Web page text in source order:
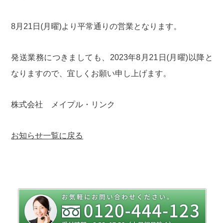
8月21日(月曜)より平常通りの営業となります。
発送業務につきましても、2023年8月21日(月曜)以降と
なりますので、宜しくお願い申し上げます。
株式会社 メイプル・リンク
お知らせ一覧に戻る